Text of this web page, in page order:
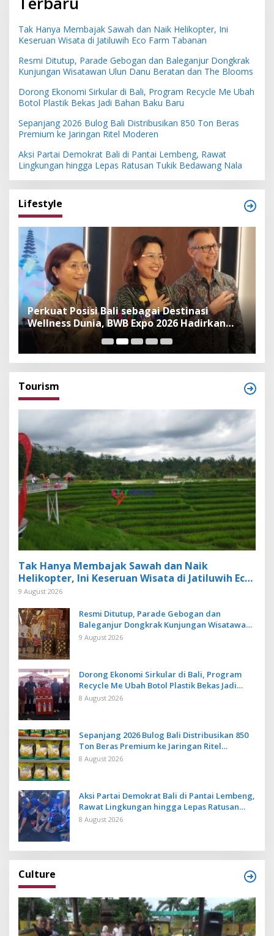
Tak Hanya Membajak Sawah dan Naik Helikopter, Ini
Keseruan Wisata di Jatiluwih Eco Farm Tabanan
Resmi Ditutup, Parade Gebogan dan Baleganjur Dongkrak
Kunjungan Wisatawan Ulun Danu Beratan dan The Blooms
Dorong Ekonomi Sirkular di Bali, Program Recycle Me Ubah
Botol Plastik Bekas Jadi Bahan Baku Baru
Sepanjang 2026 Bulog Bali Distribusikan 850 Ton Beras
Premium ke Jaringan Ritel Moderen
Aksi Partai Demokrat Bali di Pantai Lembeng, Rawat
Lingkungan hingga Lepas Ratusan Tukik Bedawang Nala
Lifestyle
Perkuat Posisi Bali sebagai Destinasi
Wellness Dunia, BWB Expo 2026 Hadirkan
Exhibitor Nasional dan Global
Tourism
Tak Hanya Membajak Sawah dan Naik
Helikopter, Ini Keseruan Wisata di Jatiluwih Eco
Farm Tabanan
9 August 2026
Resmi Ditutup, Parade Gebogan dan
Baleganjur Dongkrak Kunjungan Wisatawan
Ulun Danu Beratan dan The Blooms
9 August 2026
Dorong Ekonomi Sirkular di Bali, Program
Recycle Me Ubah Botol Plastik Bekas Jadi
Bahan Baku Baru
8 August 2026
Sepanjang 2026 Bulog Bali Distribusikan 850
Ton Beras Premium ke Jaringan Ritel
Moderen
8 August 2026
Aksi Partai Demokrat Bali di Pantai Lembeng,
Rawat Lingkungan hingga Lepas Ratusan
Tukik Bedawang Nala
8 August 2026
Culture